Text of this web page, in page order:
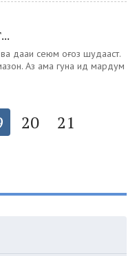
даҳаи сеюм оғоз шудааст.
Аз ҳама гуна ид мардум
20 21